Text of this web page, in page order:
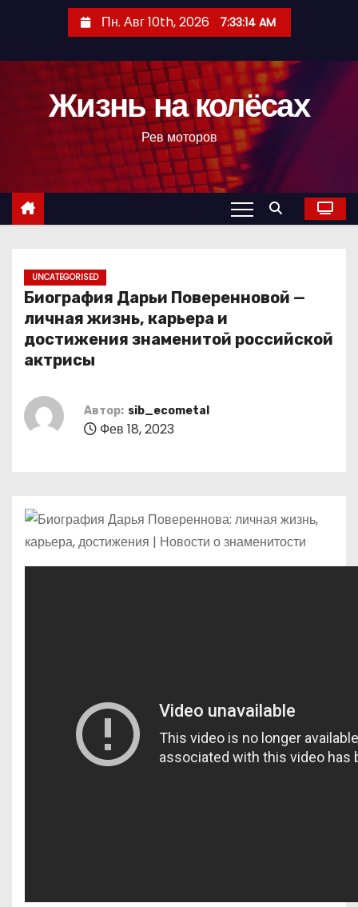
с
Пн. Авг 10th, 2026 7:33:15 AM
Жизнь на колёсах
Рев моторов
UNCATEGORISED
Биография Дарьи Поверенновой —
личная жизнь, карьера и
достижения знаменитой российской
актрисы
Автор: sib_ecometal
Фев 18, 2023